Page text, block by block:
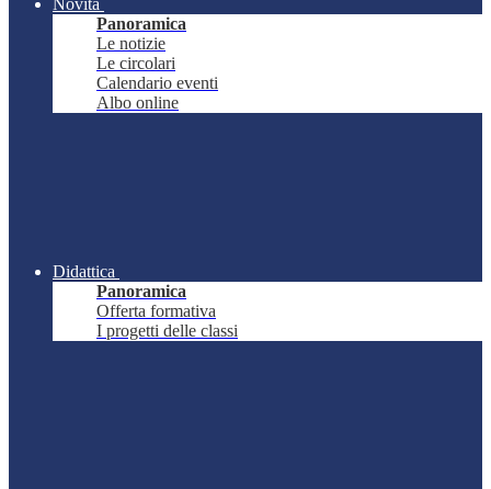
Novità
Panoramica
Le notizie
Le circolari
Calendario eventi
Albo online
Didattica
Panoramica
Offerta formativa
I progetti delle classi